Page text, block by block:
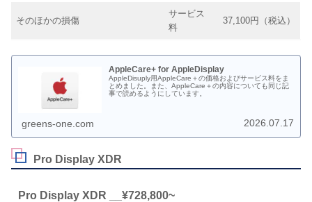
そのほかの損傷
サービス
料
37,100円（税込）
AppleCare+ for AppleDisplay
AppleDisuply用AppleCare＋の価格およびサービス料をま
とめました。また、AppleCare＋の内容についても同じ記
事で読めるようにしています。
greens-one.com 2026.07.17
Pro Display XDR
Pro Display XDR __¥728,800~